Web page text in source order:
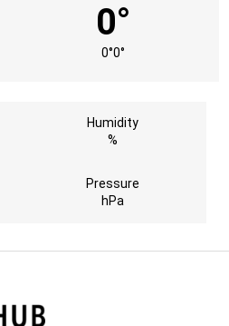
0°
0°0°
Humidity
%
Pressure
hPa